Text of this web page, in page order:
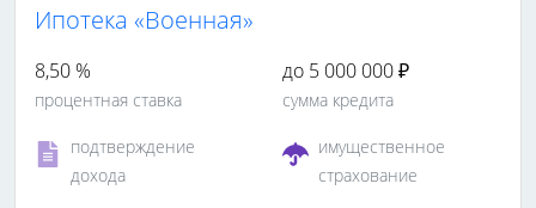
Ипотека «Военная»
8,50 %
процентная ставка
до 5 000 000 ₽
сумма кредита
подтверждение
дохода
имущественное
страхование